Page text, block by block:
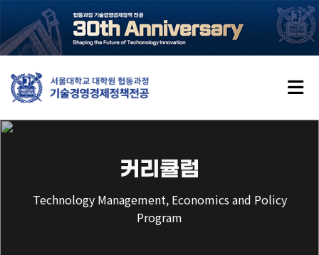
커리큘럼
Technology Management, Economics and Policy
Program
서울대학교 대학원 협동과정 기술경영
경제정책전공
소개